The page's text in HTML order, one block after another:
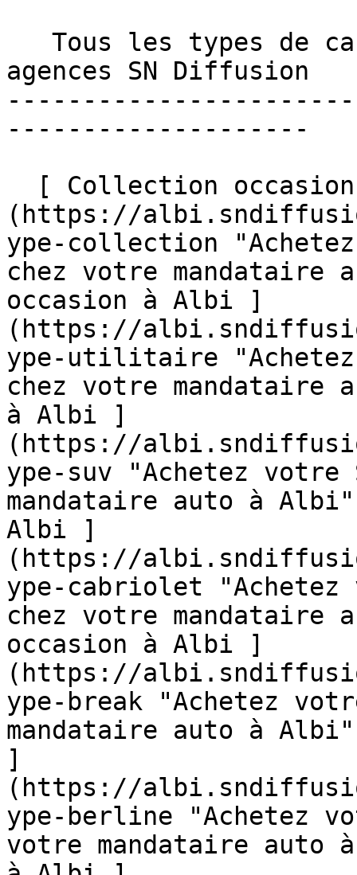
agences SN Diffusion
--------------------
(https://
ype-collection
chez votre
occasion à Albi ]
(https://
ype-utilitaire
chez votre mandataire
à Albi ]
(https://
ype-suv "Achetez votre
mandataire auto à
Albi ]
(https://
ype-cabriolet
chez votre
occasion à Albi ]
(https://
ype-break "Achetez
mandataire auto à
]
(https://
ype-berline "Achetez
votre mandataire auto